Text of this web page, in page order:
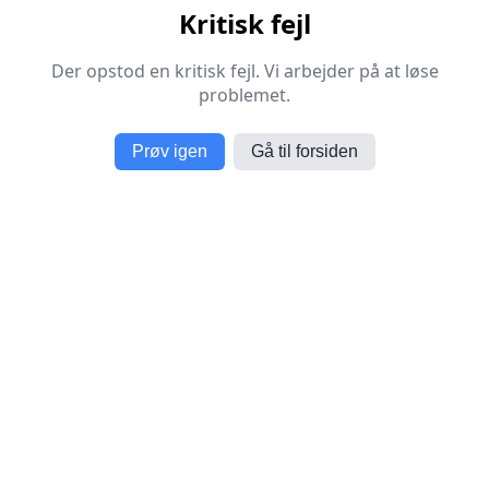
Kritisk fejl
Der opstod en kritisk fejl. Vi arbejder på at løse
problemet.
Prøv igen Gå til forsiden